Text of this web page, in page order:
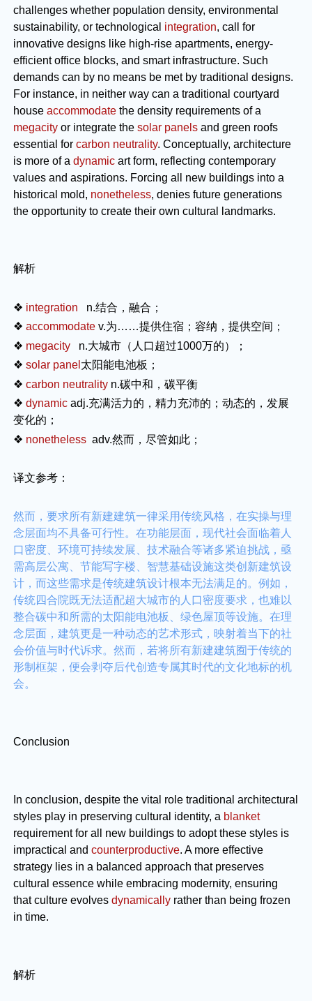
challenges whether population density, environmental
sustainability, or technological integration, call for
innovative designs like high-rise apartments, energy-
efficient office blocks, and smart infrastructure. Such
demands can by no means be met by traditional designs.
For instance, in neither way can a traditional courtyard
houseaccommodatethe density requirements of a
megacityor integrate thesolar panels and green roofs
essential forcarbon neutrality. Conceptually, architecture
is more of adynamicart form, reflecting contemporary
values and aspirations. Forcing all new buildings into a
historical mold, nonetheless, denies future generations
the opportunity to create their own cultural landmarks.
解析
❖ integration n.结合，融合；
❖accommodatev.为……提供住宿；容纳，提供空间；
❖ megacity n.大城市（人口超过1000万的）；
❖ solar panel 太阳能电池板；
❖ carbon neutrality n.碳中和，碳平衡
❖dynamicadj.充满活力的，精力充沛的；动态的，发展
变化的；
❖ nonethelessadv.然而，尽管如此；
译文参考：
然而，要求所有新建建筑一律采用传统风格，在实操与理
念层面均不具备可行性。在功能层面，现代社会面临着人
口密度、环境可持续发展、技术融合等诸多紧迫挑战，亟
需高层公寓、节能写字楼、智慧基础设施这类创新建筑设
计，而这些需求是传统建筑设计根本无法满足的。例如，
传统四合院既无法适配超大城市的人口密度要求，也难以
整合碳中和所需的太阳能电池板、绿色屋顶等设施。在理
念层面，建筑更是一种动态的艺术形式，映射着当下的社
会价值与时代诉求。然而，若将所有新建建筑囿于传统的
形制框架，便会剥夺后代创造专属其时代的文化地标的机
会。
Conclusion
In conclusion, despite the vital role traditional architectural
styles play in preserving cultural identity, a blanket
requirement for all new buildings to adopt these styles is
impractical andcounterproductive. A more effective
strategy lies in a balanced approach that preserves
cultural essence while embracing modernity, ensuring
that culture evolvesdynamically rather than being frozen
in time.
解析